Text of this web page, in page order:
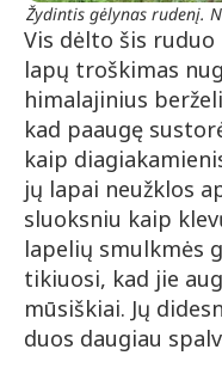
Žydintis gėlynas rudenį.
Vis dėlto šis
lapų troškimas
himalajinius
kad paaugę
kaip
jų lapai neužklos
sluoksniu kaip
lapelių smulkmės
tikiuosi, kad jie
mūsiškiai. Jų
duos daugiau